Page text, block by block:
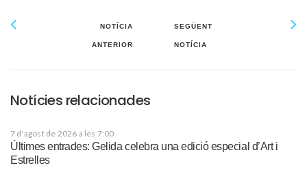
NOTÍCIA
ANTERIOR
SEGÜENT
NOTÍCIA
Notícies relacionades
7 d'agost de 2026 a les 7:00
Últimes entrades: Gelida celebra una edició especial d’Art i
Estrelles